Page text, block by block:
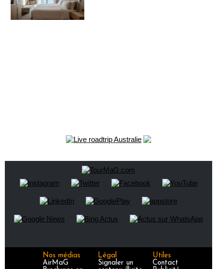
Nos médias
AirMaG
Légal
Signaler un
Utiles
Contact